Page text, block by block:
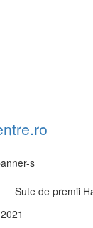
Sute de premii